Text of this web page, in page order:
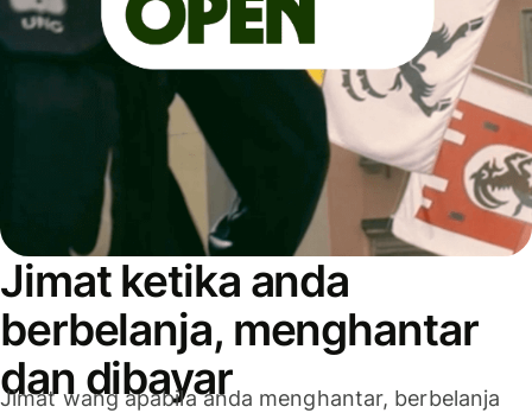
Jimat ketika anda
berbelanja, menghantar
dan dibayar
Jimat wang apabila anda menghantar, berbelanja